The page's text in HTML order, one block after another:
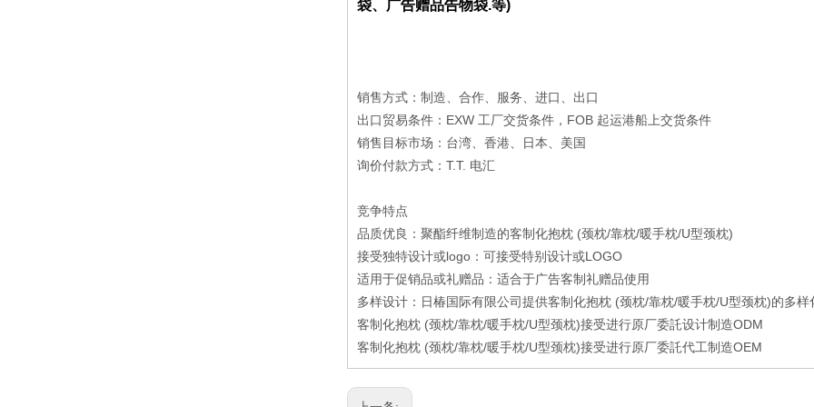
袋、广告赠品告物袋.等)
销售方式：制造、合作、服务、进口、出口
出口贸易条件：EXW 工厂交货条件，FOB 起运港船上交货条件
销售目标市场：台湾、香港、日本、美国
询价付款方式：T.T. 电汇
竞争特点
品质优良：聚酯纤维制造的客制化抱枕 (颈枕/靠枕/暖手枕/U型颈枕)
接受独特设计或logo：可接受特别设计或LOGO
适用于促销品或礼赠品：适合于广告客制礼赠品使用
多样设计：日椿国际有限公司提供客制化抱枕 (颈枕/靠枕/暖手枕/U型颈枕)的多样
客制化抱枕 (颈枕/靠枕/暖手枕/U型颈枕)接受进行原厂委託设计制造ODM
客制化抱枕 (颈枕/靠枕/暖手枕/U型颈枕)接受进行原厂委託代工制造OEM